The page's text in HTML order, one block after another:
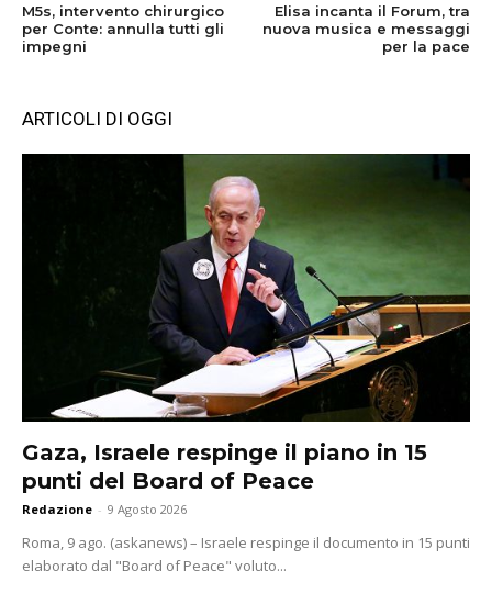
M5s, intervento chirurgico
per Conte: annulla tutti gli
impegni
Elisa incanta il Forum, tra
nuova musica e messaggi
per la pace
ARTICOLI DI OGGI
Gaza, Israele respinge il piano in 15
punti del Board of Peace
Redazione - 9 Agosto 2026
Roma, 9 ago. (askanews) – Israele respinge il documento in 15 punti
elaborato dal "Board of Peace" voluto...